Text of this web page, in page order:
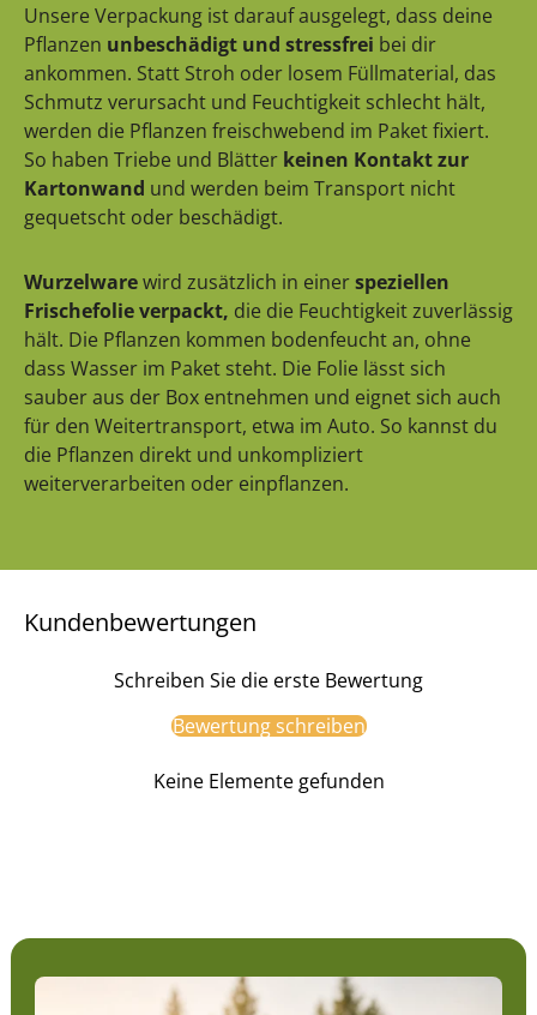
Unsere Verpackung ist darauf ausgelegt, dass deine
Pflanzen unbeschädigt und stressfrei bei dir
ankommen. Statt Stroh oder losem Füllmaterial, das
Schmutz verursacht und Feuchtigkeit schlecht hält,
werden die Pflanzen freischwebend im Paket fixiert.
So haben Triebe und Blätter keinen Kontakt zur
Kartonwand und werden beim Transport nicht
gequetscht oder beschädigt.
Wurzelwarewird zusätzlich in einerspeziellen
Frischefolie verpackt, die die Feuchtigkeit zuverlässig
hält. Die Pflanzen kommen bodenfeucht an, ohne
dass Wasser im Paket steht. Die Folie lässt sich
sauber aus der Box entnehmen und eignet sich auch
für den Weitertransport, etwa im Auto. So kannst du
die Pflanzen direkt und unkompliziert
weiterverarbeiten oder einpflanzen.
Kundenbewertungen
Schreiben Sie die erste Bewertung
Bewertung schreiben
Keine Elemente gefunden